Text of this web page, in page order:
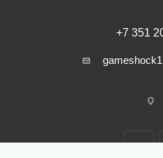
+7 351